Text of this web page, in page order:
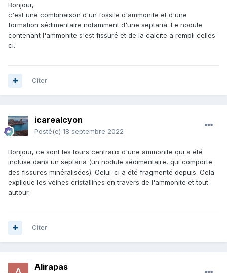
Bonjour,
c'est une combinaison d'un fossile d'ammonite et d'une
formation sédimentaire notamment d'une septaria. Le nodule
contenant l'ammonite s'est fissuré et de la calcite a rempli celles-
ci.
Citer
icarealcyon
Posté(e) 18 septembre 2022
Bonjour, ce sont les tours centraux d'une ammonite qui a été
incluse dans un septaria (un nodule sédimentaire, qui comporte
des fissures minéralisées). Celui-ci a été fragmenté depuis. Cela
explique les veines cristallines en travers de l'ammonite et tout
autour.
Citer
Alirapas